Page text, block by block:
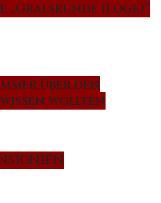
„Gralsrunde (Loge)“
über den
wollten